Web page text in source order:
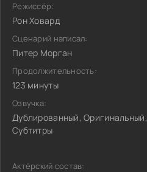
Режиссёр:
Рон Ховард
Сценарий написал:
Питер Морган
Продолжительность:
123 минуты
Озвучка:
Дублированный, Оригинальный,
Субтитры
Актёрский состав: